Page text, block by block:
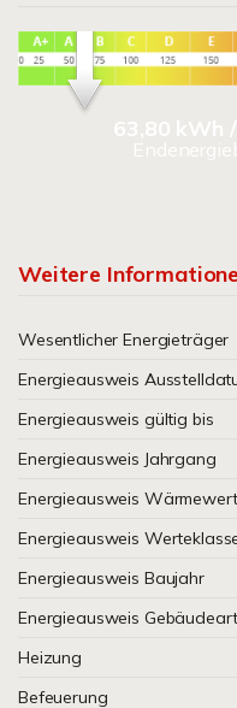
63,80 kWh
Weitere
Wesentlicher Energieträger
Energieausweis
Energieausweis gültig bis
Energieausweis Jahrgang
Energieausweis Wärmewert
Energieausweis
Energieausweis Baujahr
Energieausweis Gebäudeart
Heizung
Befeuerung